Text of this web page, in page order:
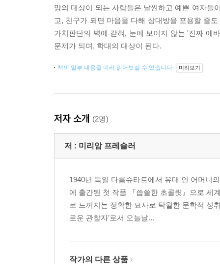
망의 대상이 되는 사람들은 날씬하고 예쁜 여자들
고, 친구가 되면 마음을 다해 상대방을 포용할 줄
가치판단의 벽에 갇혀, 눈에 보이지 않는 '진짜 에
문제가 되며, 학대의 대상이 된다.
책의 일부 내용을 미리 읽어보실 수 있습니다. 미리보기
저자 소개 (2명)
저 : 미리암 프레슬러
1940년 독일 다름슈타트에서 유대 인 어머니
에 출간된 첫 작품 『씁쓸한 초콜릿』으로 세
로 느껴지는 정확한 묘사로 탁월한 문학적 성
로운 관찰자’로서 오늘날...
작가의 다른 상품